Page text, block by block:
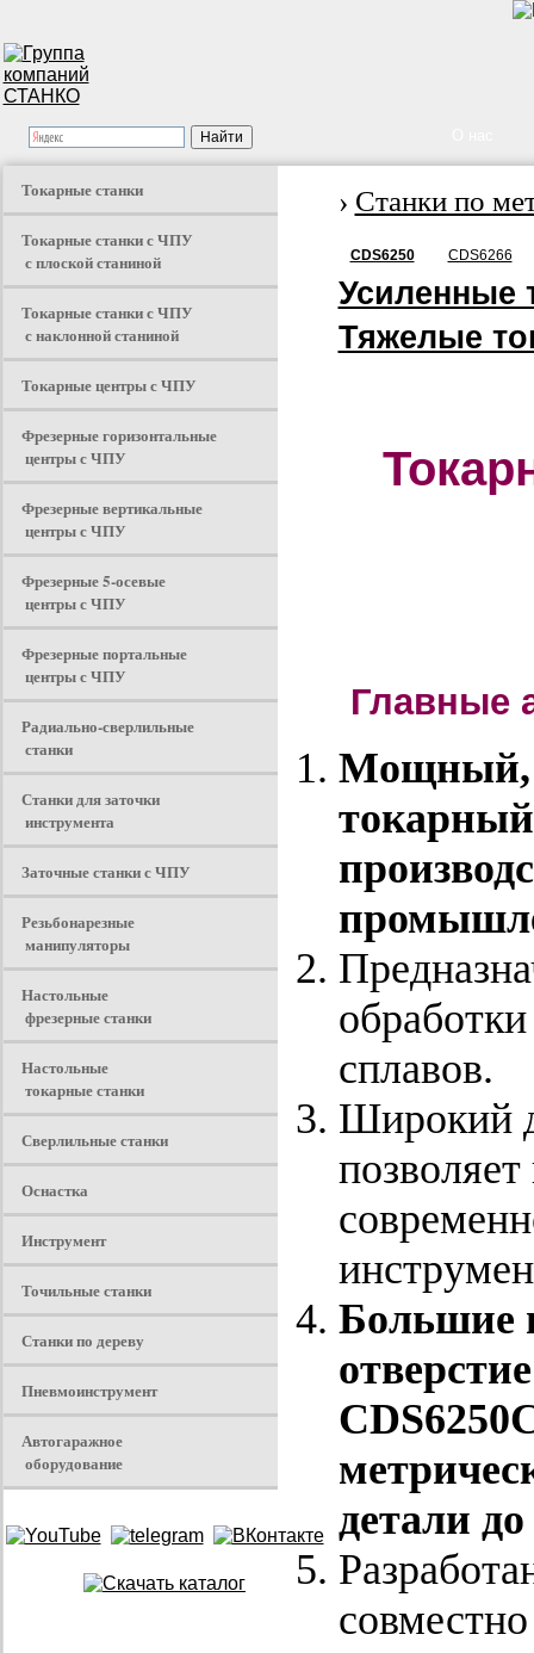
Токарные станки
Токарные станки с ЧПУ
с плоской станиной
Токарные станки с ЧПУ
с наклонной станиной
Токарные центры с ЧПУ
Фрезерные горизонтальные
центры с ЧПУ
Фрезерные вертикальные
центры с ЧПУ
Фрезерные 5-осевые
центры с ЧПУ
Фрезерные портальные
центры с ЧПУ
Радиально-сверлильные
станки
Станки для заточки
инструмента
Заточные станки с ЧПУ
Резьбонарезные
манипуляторы
Настольные
фрезерные станки
Настольные
токарные станки
Сверлильные станки
Оснастка
Инструмент
Точильные станки
Станки по дереву
Пневмоинструмент
Автогаражное
оборудование
› Станки по
CDS6250 CDS6266
Усиленные
Тяжелые
Главные
Мощный,
токарный
сплавов.
Широкий
Большие
детали до